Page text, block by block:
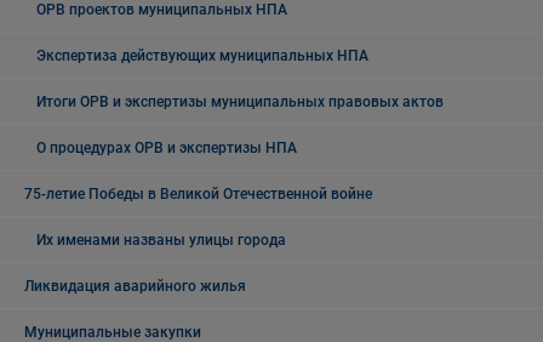
ОРВ проектов муниципальных НПА
Экспертиза действующих муниципальных НПА
Итоги ОРВ и экспертизы муниципальных правовых актов
О процедурах ОРВ и экспертизы НПА
75-летие Победы в Великой Отечественной войне
Их именами названы улицы города
Ликвидация аварийного жилья
Муниципальные закупки